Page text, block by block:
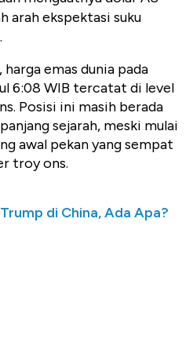
arah ekspektasi suku
emas dunia pada
6:08 WIB tercatat di level
Posisi ini masih berada
sejarah, meski mulai
awal pekan yang sempat
troy ons.
di China, Ada Apa?